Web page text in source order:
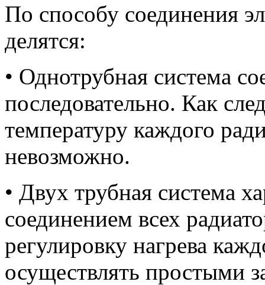
По способу соединения
делятся:
• Однотрубная система
последовательно. Как
температуру каждого
невозможно.
• Двух трубная система
соединением всех
регулировку нагрева
осуществлять простыми